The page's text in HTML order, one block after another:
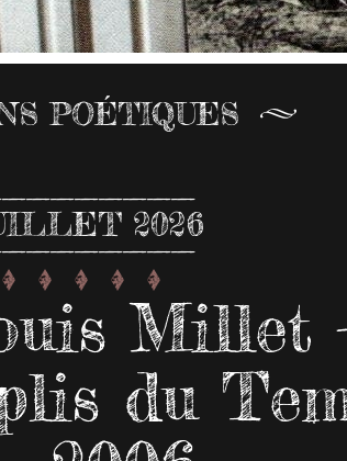
POÉTIQUES
2026
Millet
du